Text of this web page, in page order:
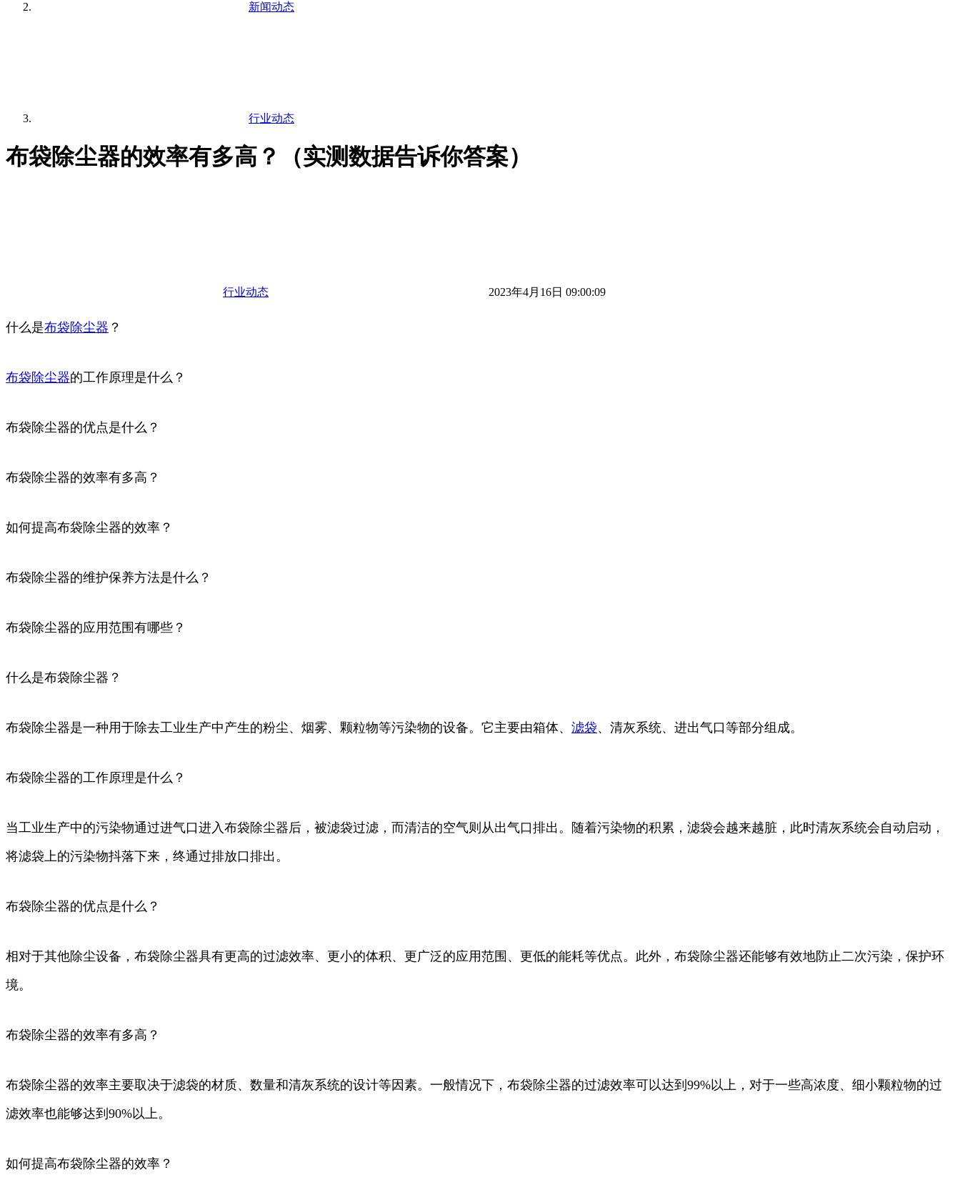
新闻动态
行业动态
布袋除尘器的效率有多高？（实测数据告诉你答案）
行业动态 2023年4月16日 09:00:09
什么是布袋除尘器 ？
布袋除尘器的工作原理是什么？
布袋除尘器的优点是什么？
布袋除尘器的效率有多高？
如何提高布袋除尘器的效率？
布袋除尘器的维护保养方法是什么？
布袋除尘器的应用范围有哪些？
什么是布袋除尘器？
布袋除尘器是一种用于除去工业生产中产生的粉尘、烟雾、颗粒物等污染物的设备。它主要由箱体、 滤袋、清灰系统、进出气口等部分组成。
布袋除尘器的工作原理是什么？
当工业生产中的污染物通过进气口进入布袋除尘器后，被滤袋过滤，而清洁的空气则从出气口排出。随着污染物的积累，滤袋会越来越脏，此时清灰系统会自动启动，
将滤袋上的污染物抖落下来，终通过排放口排出。
布袋除尘器的优点是什么？
相对于其他除尘设备，布袋除尘器具有更高的过滤效率、更小的体积、更广泛的应用范围、更低的能耗等优点。此外，布袋除尘器还能够有效地防止二次污染，保护环
境。
布袋除尘器的效率有多高？
布袋除尘器的效率主要取决于滤袋的材质、数量和清灰系统的设计等因素。一般情况下，布袋除尘器的过滤效率可以达到99%以上，对于一些高浓度、细小颗粒物的过
滤效率也能够达到90%以上。
如何提高布袋除尘器的效率？